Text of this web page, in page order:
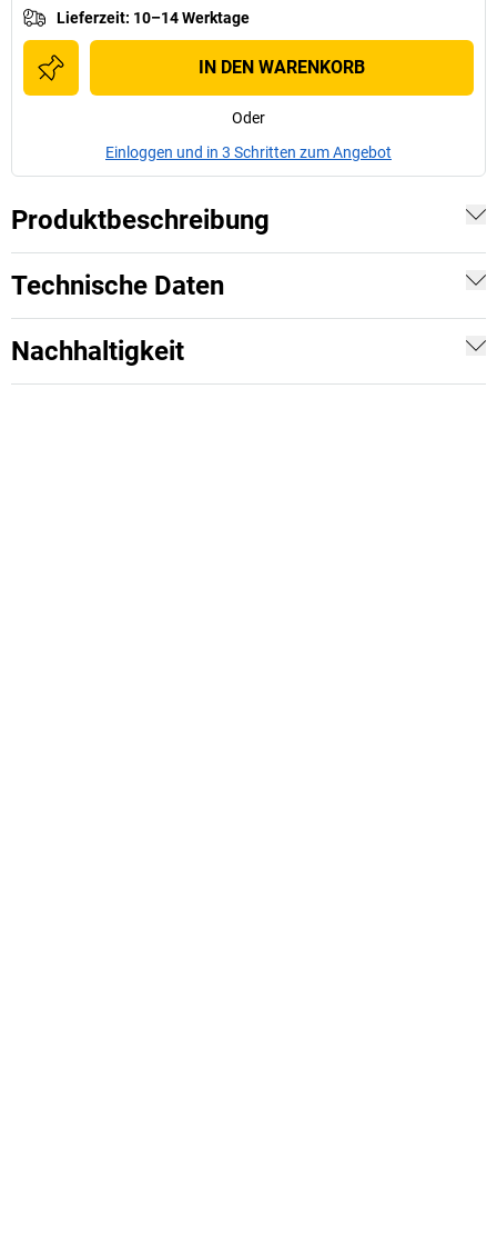
Lieferzeit: 10–14 Werktage
IN DEN WARENKORB
Oder
Einloggen und in 3 Schritten zum Angebot
Produktbeschreibung
Technische Daten
Nachhaltigkeit